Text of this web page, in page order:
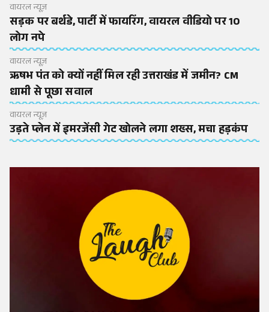
वायरल न्यूज़
सड़क पर बर्थडे, पार्टी में फायरिंग, वायरल वीडियो पर 10
लोग नपे
वायरल न्यूज़
ऋषभ पंत को क्यों नहीं मिल रही उत्तराखंड में जमीन? CM
धामी से पूछा सवाल
वायरल न्यूज़
उड़ते प्लेन में इमरजेंसी गेट खोलने लगा शख्स, मचा हड़कंप